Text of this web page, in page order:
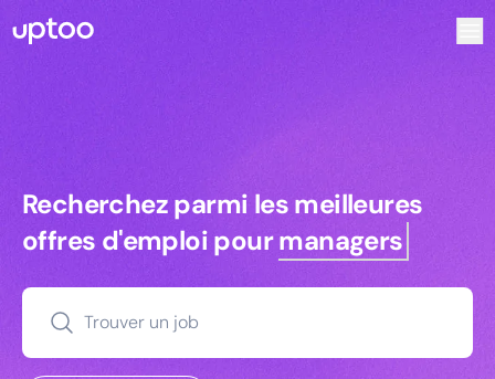
Recherchez parmi les meilleures
Recherchez parmi les meilleures
offres d'emploi pourmanagers
Trouver un job